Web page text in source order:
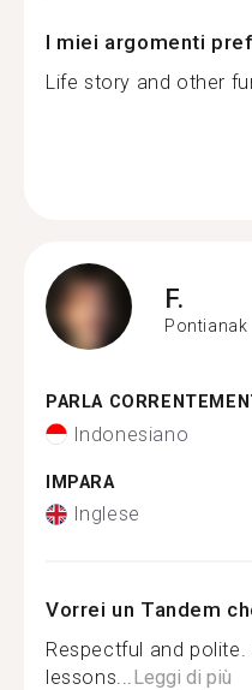
I miei argomenti
Life story and other
F.
Pontianak
PARLA
Indonesiano
IMPARA
Inglese
Vorrei un Tandem
Respectful and
lessons...Leggi di più